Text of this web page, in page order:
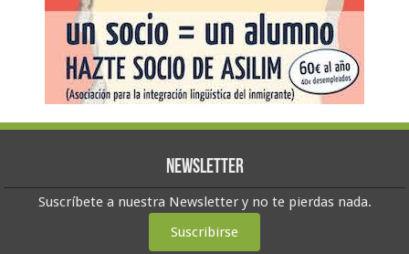
Newsletter
Suscríbete a nuestra Newsletter y no te pierdas nada.
Suscribirse